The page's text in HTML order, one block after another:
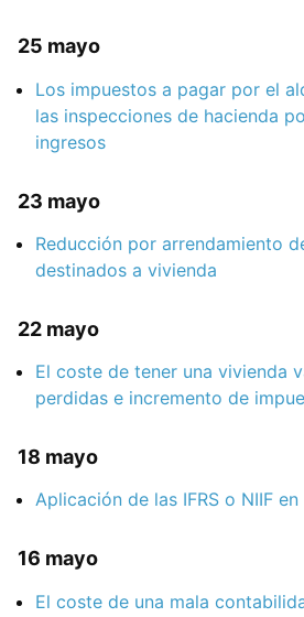
25 mayo
Los impuestos a pagar por el
las inspecciones de hacienda
ingresos
23 mayo
Reducción por arrendamiento
destinados a vivienda
22 mayo
El coste de tener una vivienda
perdidas e incremento de
18 mayo
Aplicación de las IFRS o NIIF en
16 mayo
El coste de una mala